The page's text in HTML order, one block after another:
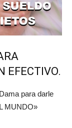
EFECTIVO.
para darle
MUNDO»